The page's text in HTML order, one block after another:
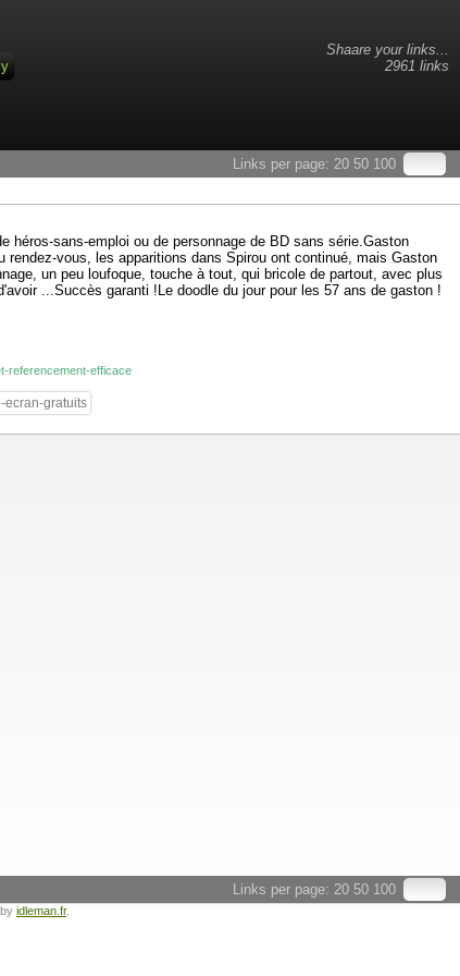
Shaare your links...
2961 links
Links per page: 20 50 100
héros-sans-emploi ou de personnage de BD sans série.Gaston
vous, les apparitions dans Spirou ont continué, mais Gaston
un peu loufoque, touche à tout, qui bricole de partout, avec plus
...Succès garanti !Le doodle du jour pour les 57 ans de gaston !
referencement-efficace
ecran-gratuits
Links per page: 20 50 100
idleman.fr.